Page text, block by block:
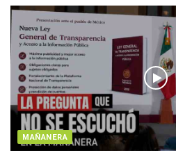
MAÑANERA